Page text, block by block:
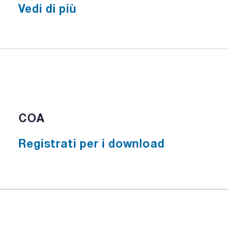
Vedi di più
COA
Registrati per i download